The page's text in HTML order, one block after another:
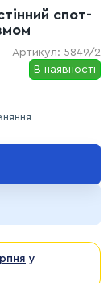
спот-
Артикул: 5849/2
В наявності
у